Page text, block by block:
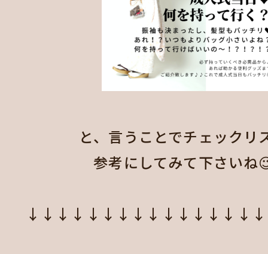
と、言うことでチェックリ
参考にしてみて下さいね